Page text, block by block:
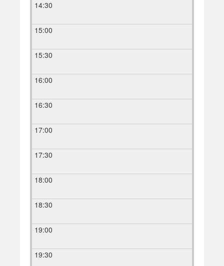
14:30
15:00
15:30
16:00
16:30
17:00
17:30
18:00
18:30
19:00
19:30